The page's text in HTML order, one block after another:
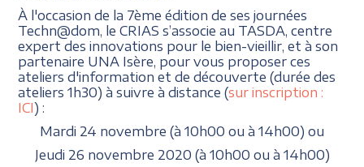
À l'occasion de la 7ème édition de ses journées
Techn@dom, le CRIAS s’associe au TASDA, centre
expert des innovations pour le bien-vieillir, et à son
partenaire UNA Isère, pour vous proposer ces
ateliers d'information et de découverte (durée des
ateliers 1h30) à suivre à distance (sur inscription :
ICI) :
Mardi 24 novembre (à 10h00 ou à 14h00) ou
Jeudi 26 novembre 2020 (à 10h00 ou à 14h00)